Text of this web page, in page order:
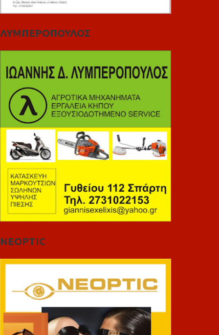
ΛΥΜΠΕΡΟΠΟΥΛΟΣ
NEOPTIC